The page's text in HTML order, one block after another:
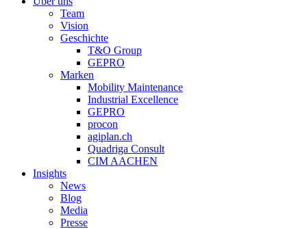
Team
Vision
Geschichte
T&O Group
GEPRO
Marken
Mobility Maintenance
Industrial Excellence
GEPRO
procon
agiplan.ch
Quadriga Consult
CIM AACHEN
Insights
News
Blog
Media
Presse